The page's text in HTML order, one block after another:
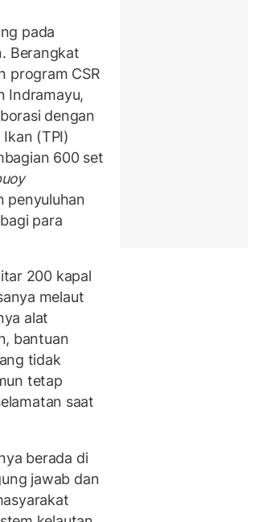
pada
Berangkat
program CSR
Indramayu,
dengan
(TPI)
600 set
penyuluhan
para
200 kapal
melaut
alat
bantuan
tidak
tetap
saat
berada di
jawab dan